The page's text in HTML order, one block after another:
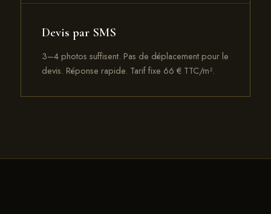
Devis par SMS
3–4 photos suffisent. Pas de déplacement pour le
devis. Réponse rapide. Tarif fixe 66 € TTC/m².